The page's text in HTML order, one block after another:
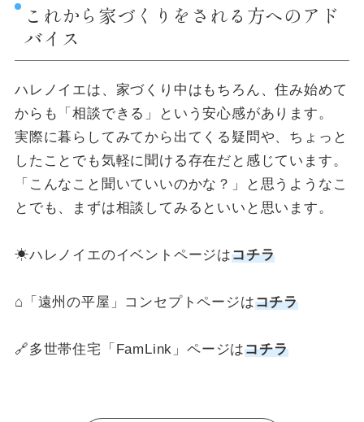
これから家づくりをされる方へのアド
バイス
ハレノイエは、家づくり中はもちろん、住み始めて
からも「相談できる」という安心感があります。
実際に暮らしてみてから出てくる疑問や、ちょっと
したことでも気軽に聞ける存在だと感じています。
「こんなこと聞いていいのかな？」と思うようなこ
とでも、まずは相談してみるといいと思います。
☀ハレノイエのイベントページはコチラ
⌂「遠州の平屋」コンセプトページはコチラ
🔗多世帯住宅「FamLink」ページはコチラ